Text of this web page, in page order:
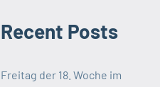
Recent Posts
Freitag der 18. Woche im